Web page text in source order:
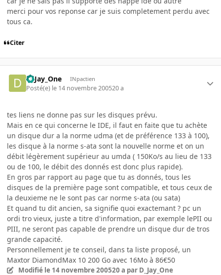
merci pour vos reponse car je suis completement perdu avec
tous ca.
Citer
D_Jay_One INpactien
Posté(e) le 14 novembre 200520 a
tes liens ne donne pas sur les disques prévu.
Mais en ce qui concerne le IDE, il faut en faite que tu achète
un disque dur a la norme udma (et de préférence 133 à 100),
les disque à la norme s-ata sont la nouvelle norme et on un
débit légèrement supérieur au umda ( 150Ko/s au lieu de 133
ou de 100, le débit des donnés est donc plus rapide).
En gros par rapport au page que tu as donnés, tous les
disques de la première page sont compatible, et tous ceux de
la deuxieme ne le sont pas car norme s-ata (ou sata)
Et quand tu dit ancien, sa signifie quoi exactemant ? pc un
ordi tro vieux, juste a titre d'information, par exemple lePII ou
PIII, ne seront pas capable de prendre un disque dur de tros
grande capacité.
Personnellement je te conseil, dans ta liste proposé, un
Maxtor DiamondMax 10 200 Go avec 16Mo à 86€50
Modifié le 14 novembre 200520 a par D_Jay_One